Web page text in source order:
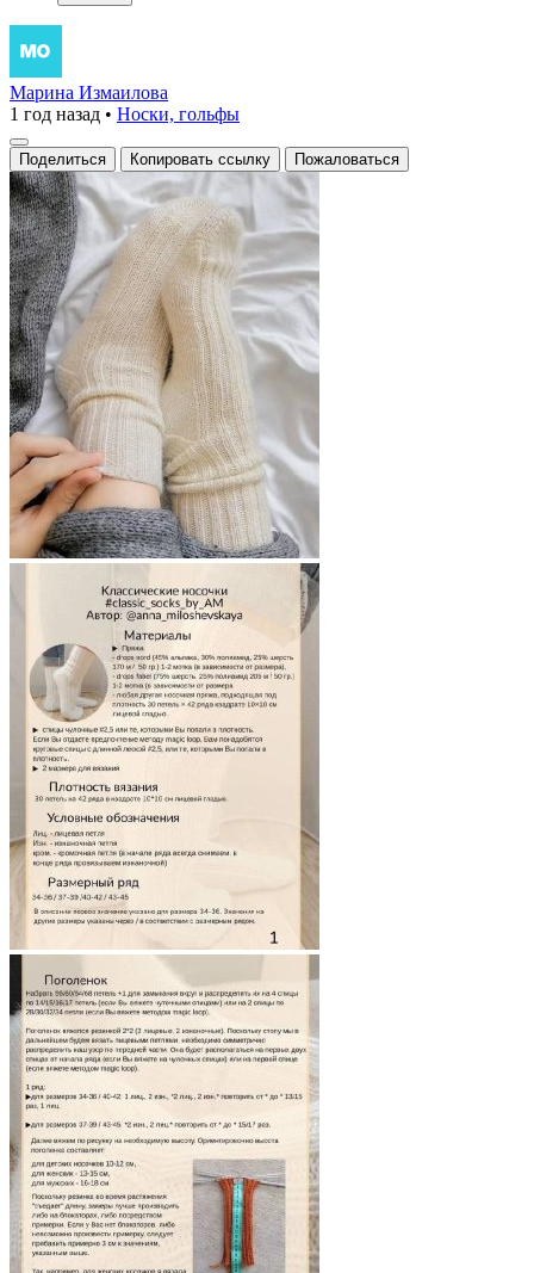
Теплые
вязанные
носки
Марина Измаилова
1 год назад • Носки, гольфы
Поделиться Копировать ссылку Пожаловаться